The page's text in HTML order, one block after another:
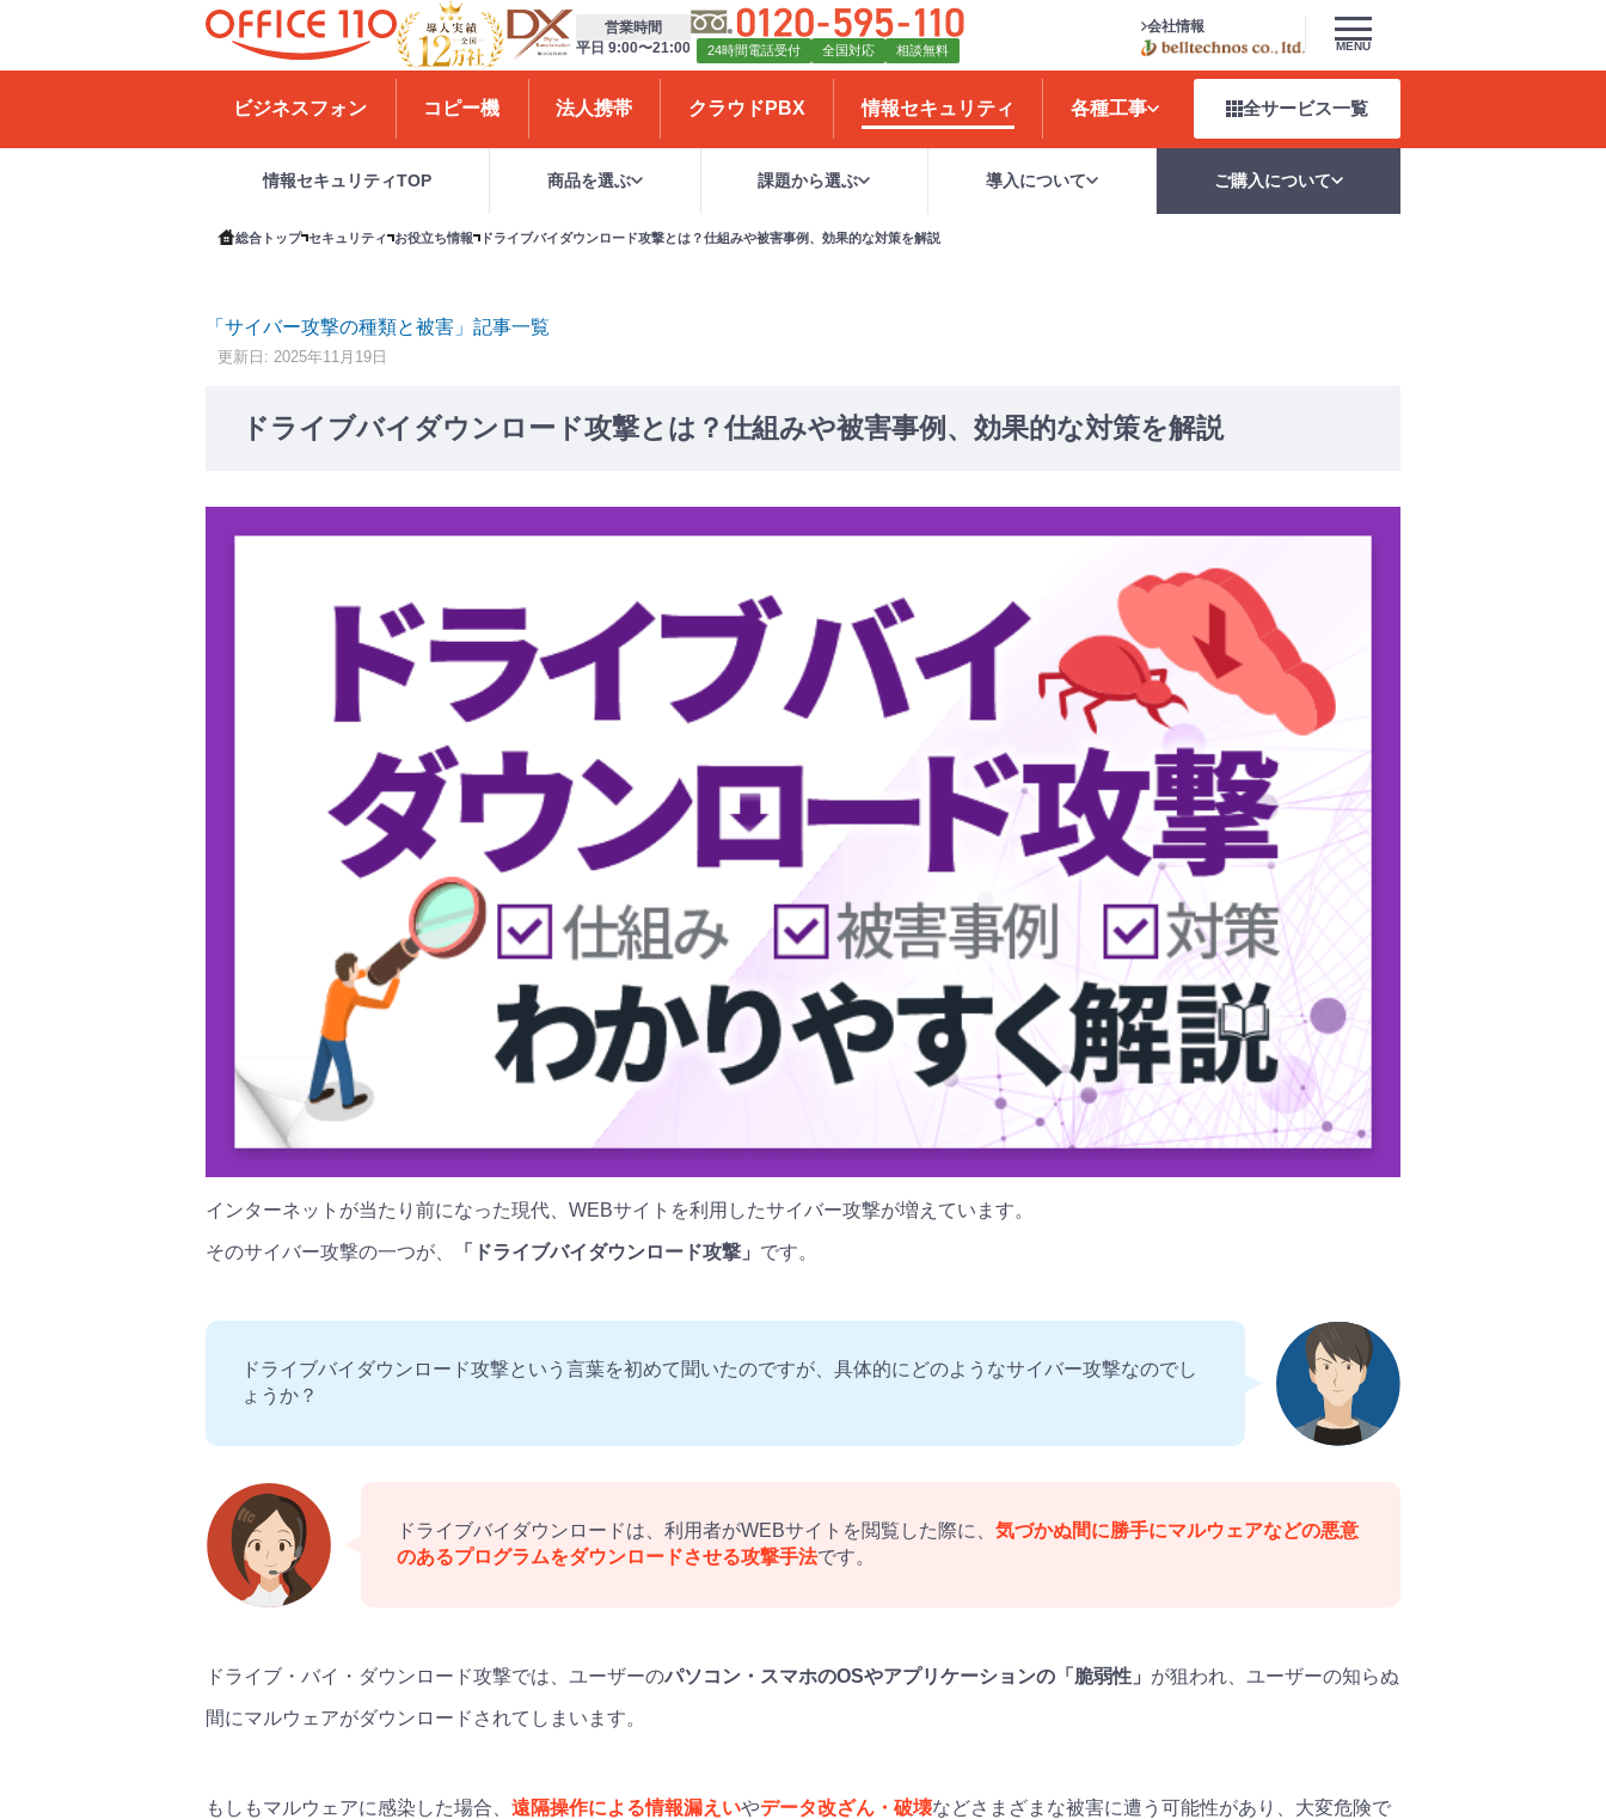
H
e
営業時間
平日 9:00〜21:00
24時間電話受付 全国対応 相談無料
会社情報
MENU
ビジネスフォン コピー機 法人携帯 クラウドPBX 情報セキュリティ 各種工事 全サービス一覧
情報セキュリティTOP 商品を選ぶ 課題から選ぶ 導入について ご購入について
総合トップ セキュリティ お役立ち情報 ドライブバイダウンロード攻撃とは？仕組みや被害事例、効果的な対策を解説
「サイバー攻撃の種類と被害」記事一覧
更新日: 2025年11月19日
ドライブバイダウンロード攻撃とは？仕組みや被害事例、効果的な対策を解説
インターネットが当たり前になった現代、WEBサイトを利用したサイバー攻撃が増えています。
そのサイバー攻撃の一つが、 「ドライブバイダウンロード攻撃」 です。
ドライブバイダウンロード攻撃という言葉を初めて聞いたのですが、具体的にどのようなサイバー攻撃なのでし
ょうか？
ドライブバイダウンロードは、利用者がWEBサイトを閲覧した際に、 気づかぬ間に勝手にマルウェアなどの悪意
のあるプログラムをダウンロードさせる攻撃手法です。
ドライブ・バイ・ダウンロード攻撃では、ユーザーのパソコン・スマホのOSやアプリケーションの「脆弱性」 が狙われ、ユーザーの知らぬ
間にマルウェアがダウンロードされてしまいます。
もしもマルウェアに感染した場合、 遠隔操作による情報漏えいやデータ改ざん・破壊などさまざまな被害に遭う可能性があり、大変危険で